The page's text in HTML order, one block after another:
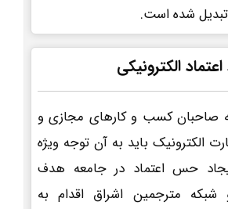
تبدیل شده است.
الکترونیکی
صاحبان کسب و کارهای مجازی و
الکترونیک باید به آن توجه ویژه
حس اعتماد در جامعه هدف
شبکه مترجمین اشراق اقدام به